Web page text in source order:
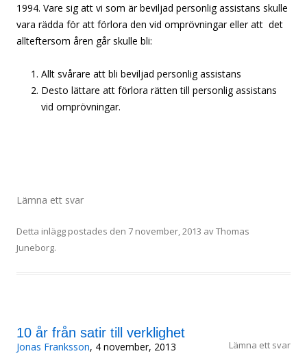
1994. Vare sig att vi som är beviljad personlig assistans skulle
vara rädda för att förlora den vid omprövningar eller att det
allteftersom åren går skulle bli:
Allt svårare att bli beviljad personlig assistans
Desto lättare att förlora rätten till personlig assistans
vid omprövningar.
Lämna ett svar
Detta inlägg postades den 7 november, 2013 avThomas
Juneborg.
10 år från satir till verklighet
Jonas Franksson, 4 november, 2013 Lämna ett svar